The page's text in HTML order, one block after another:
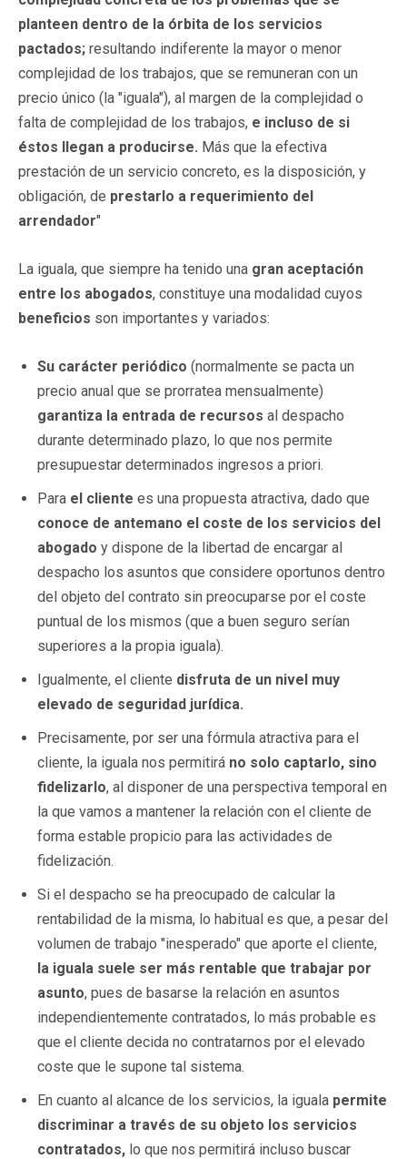
planteen dentro de la órbita de los servicios
pactados; resultando indiferente la mayor o menor
complejidad de los trabajos, que se remuneran con un
precio único (la "iguala"), al margen de la complejidad o
falta de complejidad de los trabajos, e incluso de si
éstos llegan a producirse. Más que la efectiva
prestación de un servicio concreto, es la disposición, y
obligación, de prestarlo a requerimiento del
arrendador"
La iguala, que siempre ha tenido una gran aceptación
entre los abogados, constituye una modalidad cuyos
beneficios son importantes y variados:
Su carácter periódico (normalmente se pacta un
precio anual que se prorratea mensualmente)
garantiza la entrada de recursos al despacho
durante determinado plazo, lo que nos permite
presupuestar determinados ingresos a priori.
Para el cliente es una propuesta atractiva, dado que
conoce de antemano el coste de los servicios del
abogado y dispone de la libertad de encargar al
despacho los asuntos que considere oportunos dentro
del objeto del contrato sin preocuparse por el coste
puntual de los mismos (que a buen seguro serían
superiores a la propia iguala).
Igualmente, el cliente disfruta de un nivel muy
elevado de seguridad jurídica.
Precisamente, por ser una fórmula atractiva para el
cliente, la iguala nos permitirá no solo captarlo, sino
fidelizarlo, al disponer de una perspectiva temporal en
la que vamos a mantener la relación con el cliente de
forma estable propicio para las actividades de
fidelización.
Si el despacho se ha preocupado de calcular la
rentabilidad de la misma, lo habitual es que, a pesar del
volumen de trabajo "inesperado" que aporte el cliente,
la iguala suele ser más rentable que trabajar por
asunto, pues de basarse la relación en asuntos
independientemente contratados, lo más probable es
que el cliente decida no contratarnos por el elevado
coste que le supone tal sistema.
En cuanto al alcance de los servicios, la iguala permite
discriminar a través de su objeto los servicios
contratados, lo que nos permitirá incluso buscar